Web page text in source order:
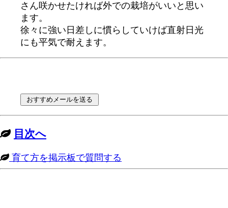
さん咲かせたければ外での栽培がいいと思い
ます。
徐々に強い日差しに慣らしていけば直射日光
にも平気で耐えます。
目次へ
育て方を掲示板で質問する